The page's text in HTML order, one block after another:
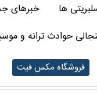
ها
خبرهای
حوادثترانه و
فروشگاه مکس فیت